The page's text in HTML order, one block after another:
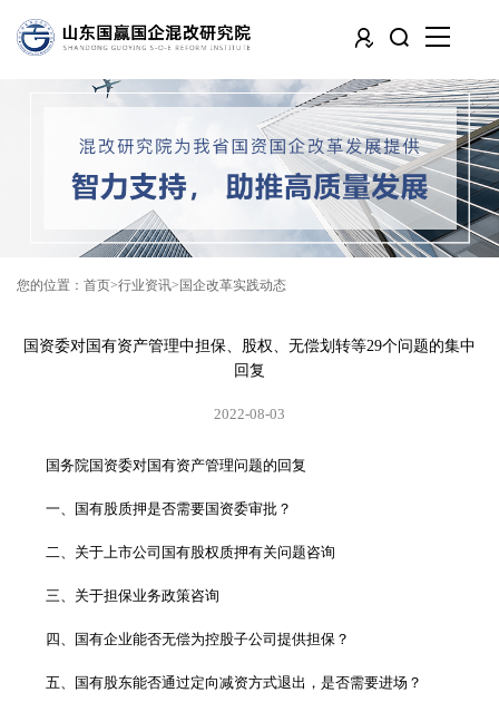
您的位置： 首页 行业资讯 国企改革实践动态
国资委对国有资产管理中担保、股权、无偿划转等29个问题的集中
回复
2022-08-03
国务院国资委对国有资产管理问题的回复
一、国有股质押是否需要国资委审批？
二、关于上市公司国有股权质押有关问题咨询
三、关于担保业务政策咨询
四、国有企业能否无偿为控股子公司提供担保？
五、国有股东能否通过定向减资方式退出，是否需要进场？